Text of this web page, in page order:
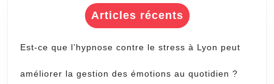
Articles récents
Est-ce que l’hypnose contre le stress à Lyon peut
améliorer la gestion des émotions au quotidien ?